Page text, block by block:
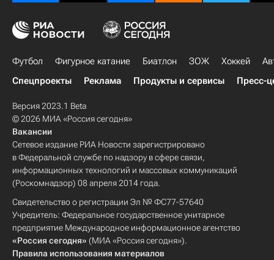
Футбол Фигурное катание Биатлон ЗОЖ Хоккей
Спецпроекты
Реклама Продукты и сервисы Пресс-
Версия 2023.1 Beta
© 2026 МИА «Россия сегодня»
Вакансии
Сетевое издание РИА Новости зарегистрировано
в Федеральной службе по надзору в сфере связи,
информационных технологий и массовых коммуникаций
(Роскомнадзор) 08 апреля 2014 года.
Свидетельство о регистрации Эл № ФС77-57640
Учредитель: Федеральное государственное унитарное
предприятие Международное информационное агентство
«Россия сегодня» (МИА «Россия сегодня»).
Правила использования материалов